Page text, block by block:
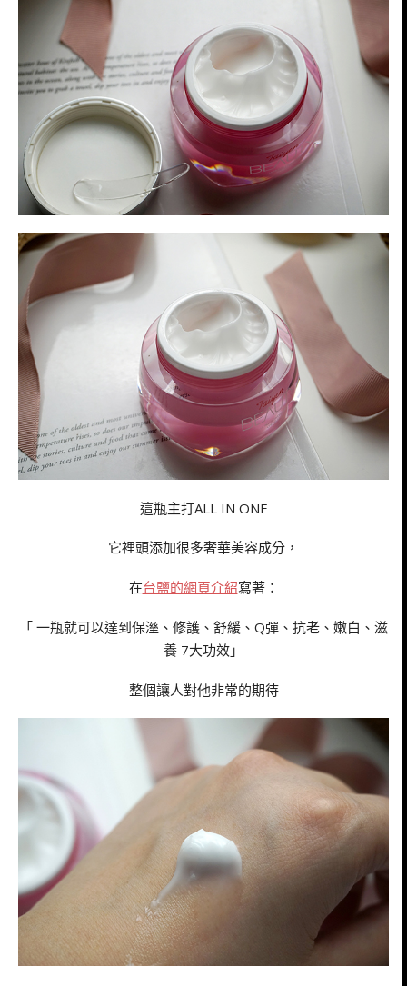
這瓶主打ALL IN ONE
它裡頭添加很多奢華美容成分，
在台鹽的網頁介紹寫著：
「 一瓶就可以達到保溼、修護、舒緩、Q彈、抗老、嫩白、滋
養 7大功效」
整個讓人對他非常的期待